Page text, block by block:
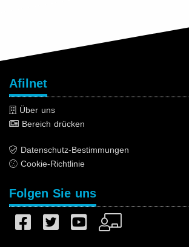
Afilnet
Über uns
Bereich drücken
Datenschutz-Bestimmungen
Cookie-Richtlinie
Folgen Sie uns